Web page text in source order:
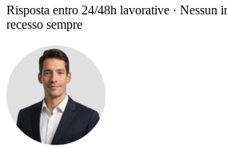
Risposta entro 24/48h lavorative · Nessun
recesso sempre